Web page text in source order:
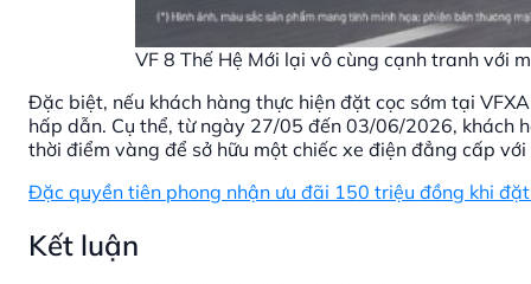
VF 8 Thế Hệ Mới lại vô cùng cạnh tranh với
Đặc biệt, nếu khách hàng thực hiện đặt cọc sớm tại
hấp dẫn. Cụ thể, từ ngày 27/05 đến 03/06/2026, khách
thời điểm vàng để sở hữu một chiếc xe điện đẳng cấp
Đặc quyền tiên phong nhận ưu đãi 150 triệu đồng khi
Kết luận